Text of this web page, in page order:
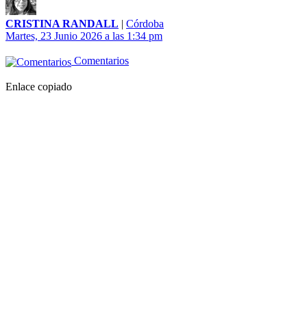
CRISTINA RANDALL | Córdoba
Martes, 23 Junio 2026 a las 1:34 pm
Comentarios
Enlace copiado